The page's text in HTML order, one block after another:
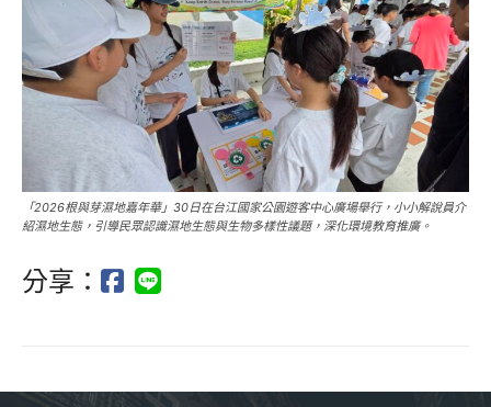
「2026根與芽濕地嘉年華」30日在台江國家公園遊客中心廣場舉行，小小解說員介
紹濕地生態，引導民眾認識濕地生態與生物多樣性議題，深化環境教育推廣。
分享：